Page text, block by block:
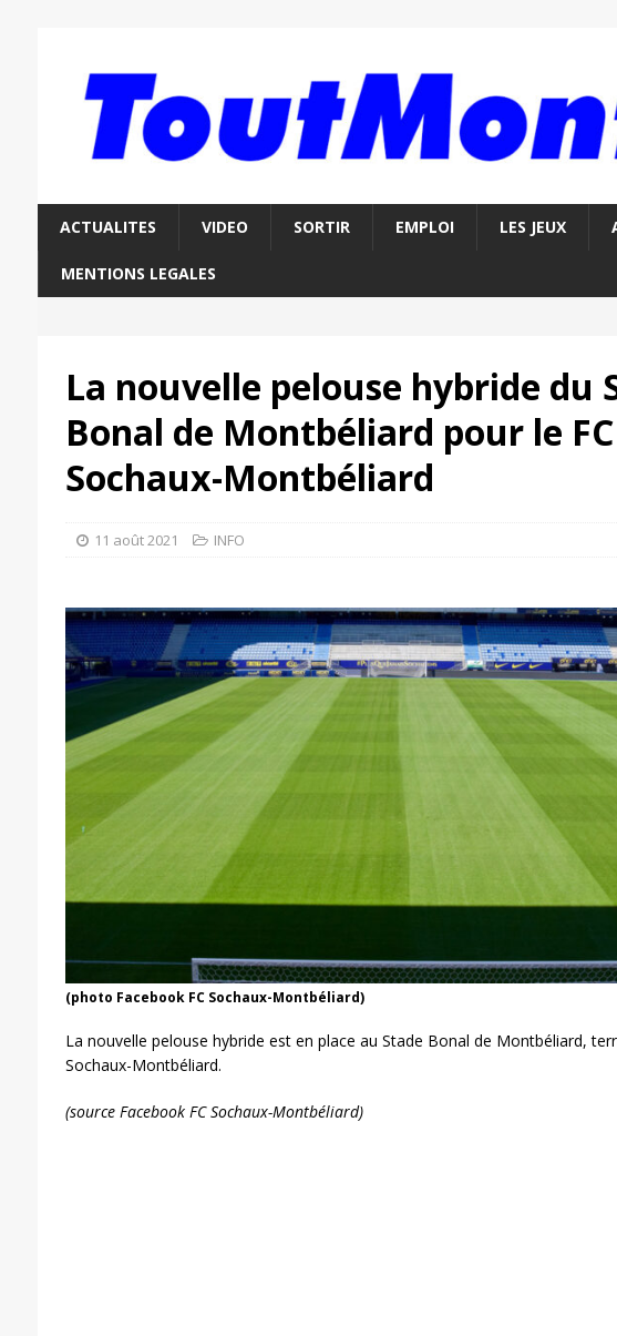
ACTUALITES VIDEO SORTIR EMPLOI LES JEUX
MENTIONS LEGALES
La nouvelle pelouse hybride du
Bonal de Montbéliard pour le FC
Sochaux-Montbéliard
11 août 2021 INFO
(photo Facebook FC Sochaux-Montbéliard)
La nouvelle pelouse hybride est en place au Stade Bonal de Montbéliard,
Sochaux-Montbéliard.
(source Facebook FC Sochaux-Montbéliard)